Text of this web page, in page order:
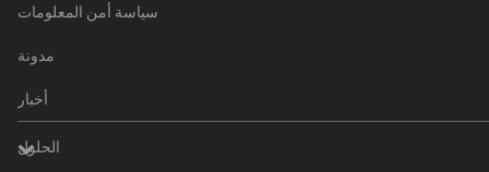
سياسة أمن المعلومات
مدونة
أخبار
الحلول